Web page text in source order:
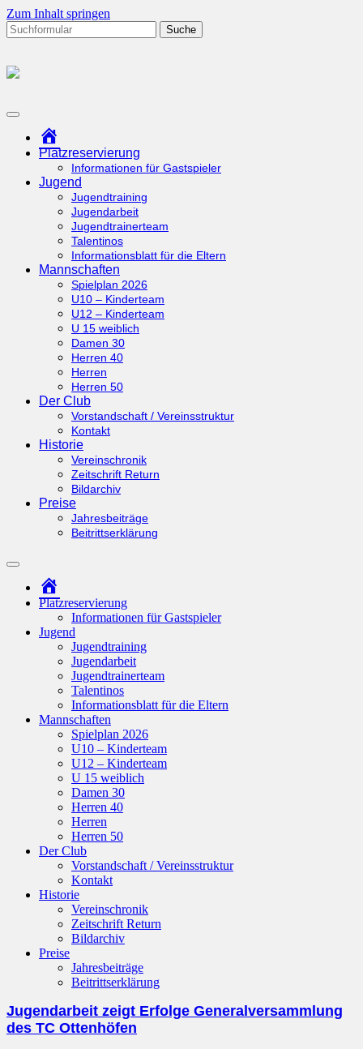
Zum Inhalt springen
Suchen
nach:
tcottenhoefen.de
Platzreservierung
Informationen für Gastspieler
Jugend
Jugendtraining
Jugendarbeit
Jugendtrainerteam
Talentinos
Informationsblatt für die Eltern
Mannschaften
Spielplan 2026
U10 – Kinderteam
U12 – Kinderteam
U 15 weiblich
Damen 30
Herren 40
Herren
Herren 50
Der Club
Vorstandschaft / Vereinsstruktur
Kontakt
Historie
Vereinschronik
Zeitschrift Return
Bildarchiv
Preise
Jahresbeiträge
Beitrittserklärung
Suchfeld
ein-/ausblenden
Platzreservierung
Informationen für Gastspieler
Jugend
Jugendtraining
Jugendarbeit
Jugendtrainerteam
Talentinos
Informationsblatt für die Eltern
Mannschaften
Spielplan 2026
U10 – Kinderteam
U12 – Kinderteam
U 15 weiblich
Damen 30
Herren 40
Herren
Herren 50
Der Club
Vorstandschaft / Vereinsstruktur
Kontakt
Historie
Vereinschronik
Zeitschrift Return
Bildarchiv
Preise
Jahresbeiträge
Beitrittserklärung
Jugendarbeit zeigt Erfolge Generalversammlung
des TC Ottenhöfen